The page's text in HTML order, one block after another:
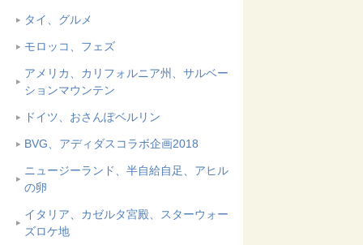
タイ、グルメ
モロッコ、フェズ
アメリカ、カリフォルニア州、サルベー
ションマウンテン
ドイツ、おさんぽベルリン
BVG、アディダスコラボ企画2018
ニュージーランド、半自給自足、アヒル
の卵
イタリア、カゼルタ宮殿、スターウォー
ズロケ地